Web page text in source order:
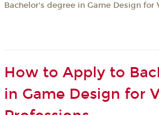
Bachelor's degree in Game Design for
How to Apply to
in Game Design for